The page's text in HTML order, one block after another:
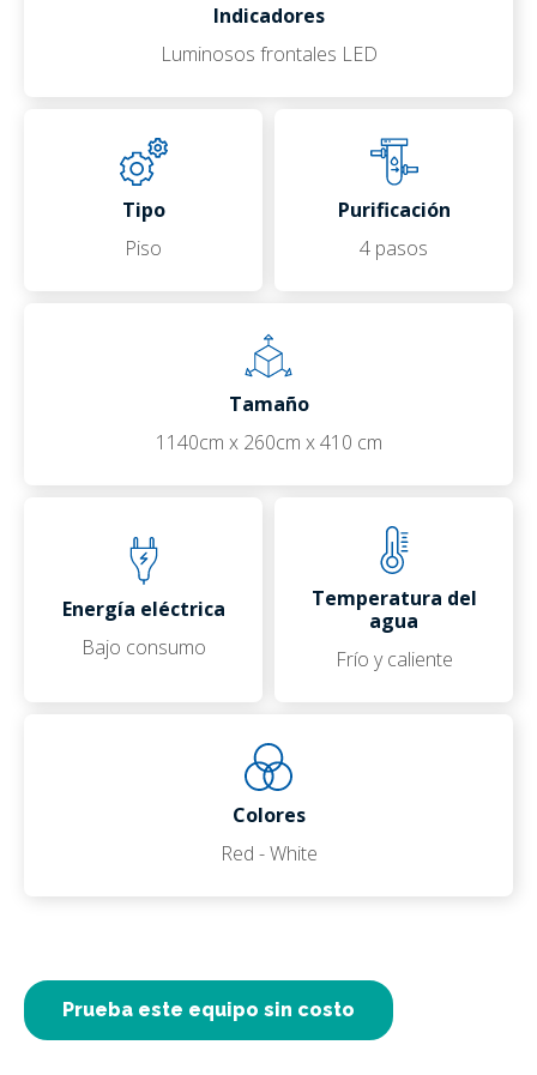
Indicadores
Luminosos frontales LED
Tipo
Piso
Purificación
4 pasos
Tamaño
1140cm x 260cm x 410 cm
Energía eléctrica
Bajo consumo
Temperatura del
agua
Frío y caliente
Colores
Red - White
Prueba este equipo sin costo